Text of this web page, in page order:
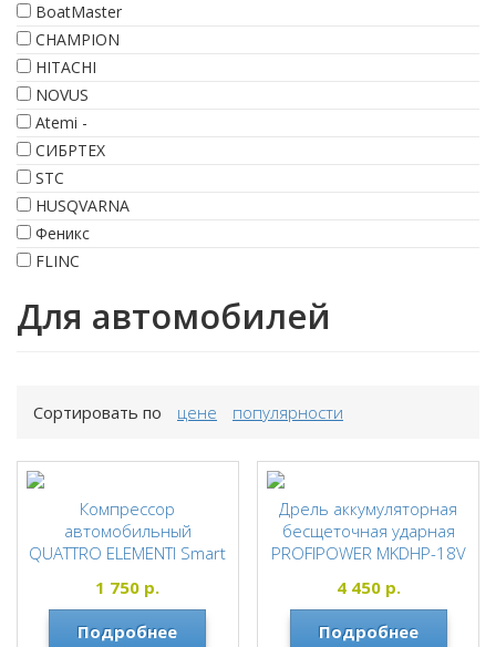
BoatMaster
CHAMPION
HITACHI
NOVUS
Atemi -
СИБРТЕХ
STC
HUSQVARNA
Феникс
FLINC
Для автомобилей
Сортировать по цене популярности
Компрессор
автомобильный
QUATTRO ELEMENTI Smart
QUATTRO ELEMENTI
1 750 р.
Подробнее
Дрель аккумуляторная
бесщеточная ударная
PROFIPOWER MKDHP-18V
PROFIPOWER
4 450р.
Подробнее